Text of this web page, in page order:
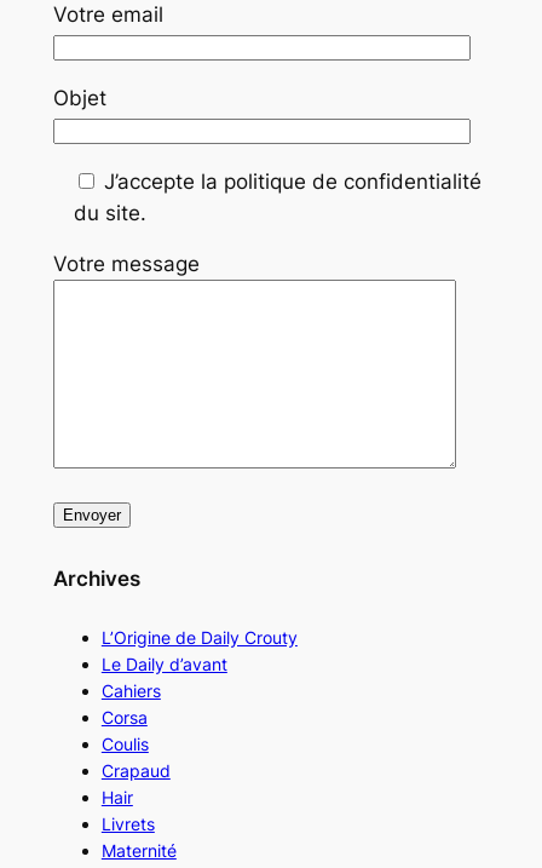
Votre email
Objet
J’accepte la politique de confidentialité
du site.
Votre message
Archives
L’Origine de Daily Crouty
Le Daily d’avant
Cahiers
Corsa
Coulis
Crapaud
Hair
Livrets
Maternité